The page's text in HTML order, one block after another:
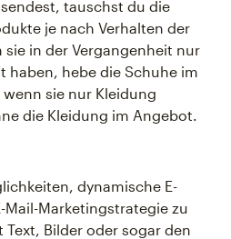
tauschst du die
je nach Verhalten der
sie in der Vergangenheit nur
haben, hebe die Schuhe im
sie nur Kleidung
die Kleidung im Angebot.
dynamische E-
Mail-Marketingstrategie zu
Bilder oder sogar den